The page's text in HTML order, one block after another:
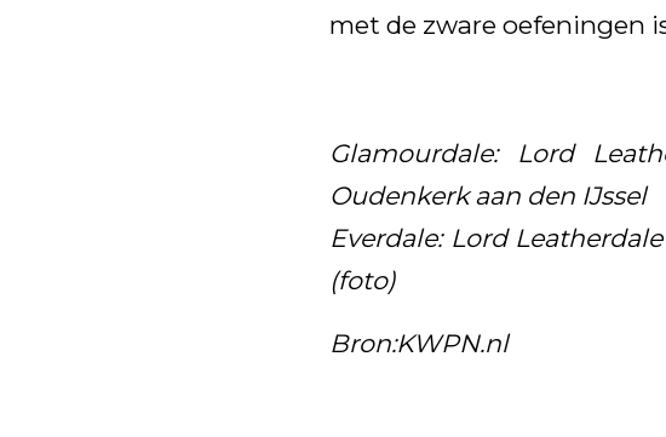
met de zware oefeningen
Glamourdale: Lord
Oudenkerk aan den IJssel
Everdale: Lord
(foto)
Bron:KWPN.nl